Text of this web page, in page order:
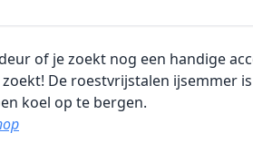
of je zoekt nog een handige
De roestvrijstalen ijsemmer
koel op te bergen.